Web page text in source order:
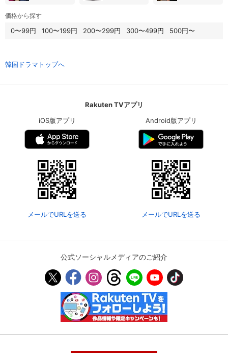
価格から探す
0〜99円 100〜199円 200〜299円 300〜499円 500円〜
韓国ドラマトップへ
Rakuten TVアプリ
iOS版アプリ
メールでURLを送る
Android版アプリ
メールでURLを送る
公式ソーシャルメディアのご紹介